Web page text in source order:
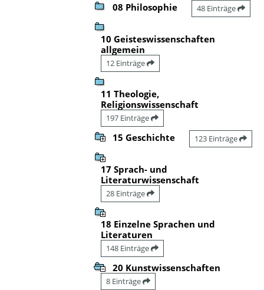
08 Philosophie 48 Einträge
10 Geisteswissenschaften
allgemein
12 Einträge
11 Theologie,
Religionswissenschaft
197 Einträge
15 Geschichte 123 Einträge
17 Sprach- und
Literaturwissenschaft
28 Einträge
18 Einzelne Sprachen und
Literaturen
148 Einträge
20 Kunstwissenschaften
8 Einträge